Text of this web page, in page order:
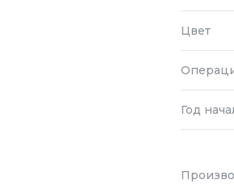
Цвет
Год